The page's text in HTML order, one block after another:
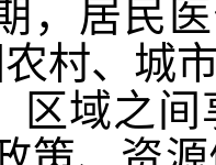
，居民
村、城
区域之